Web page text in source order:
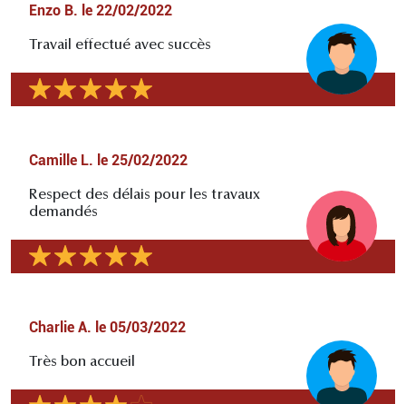
Enzo B. le 22/02/2022
Travail effectué avec succès
Camille L. le 25/02/2022
Respect des délais pour les travaux
demandés
Charlie A. le 05/03/2022
Très bon accueil